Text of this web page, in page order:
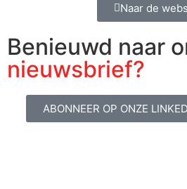
Naar de
Benieuwd naar
nieuwsbrief?
ABONNEER OP ONZE